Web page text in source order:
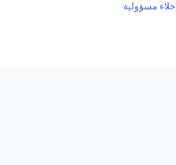
إخلاء مسؤولية